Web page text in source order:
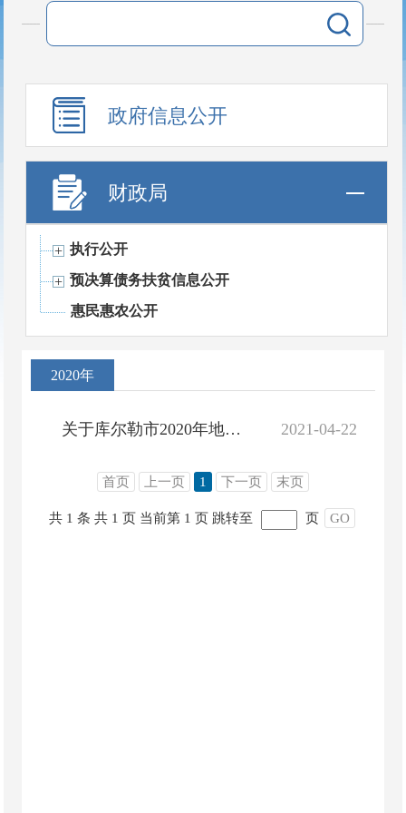
政府信息公开
财政局
执行公开
预决算债务扶贫信息公开
惠民惠农公开
2020年
2021-04-22
关于库尔勒市2020年地方政府债务情况公开的说明
首页 上一页 1 下一页 末页
共 1 条 共 1 页 当前第 1 页 跳转至 页 GO